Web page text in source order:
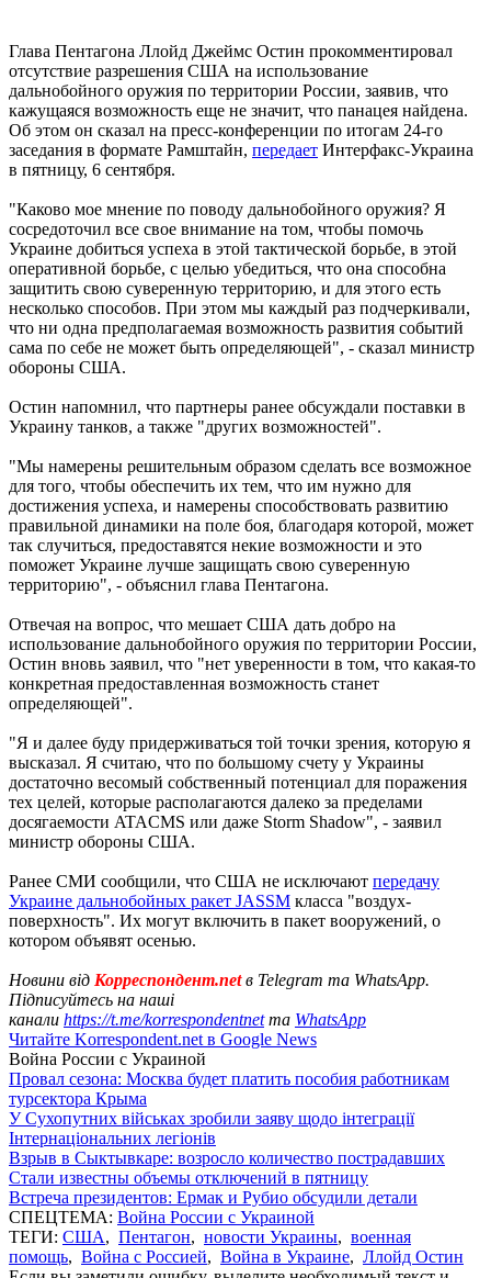
Глава Пентагона Ллойд Джеймс Остин прокомментировал
отсутствие разрешения США на использование
дальнобойного оружия по территории России, заявив, что
кажущаяся возможность еще не значит, что панацея найдена.
Об этом он сказал на пресс-конференции по итогам 24-го
заседания в формате Рамштайн, передает Интерфакс-Украина
в пятницу, 6 сентября.
"Каково мое мнение по поводу дальнобойного оружия? Я
сосредоточил все свое внимание на том, чтобы помочь
Украине добиться успеха в этой тактической борьбе, в этой
оперативной борьбе, с целью убедиться, что она способна
защитить свою суверенную территорию, и для этого есть
несколько способов. При этом мы каждый раз подчеркивали,
что ни одна предполагаемая возможность развития событий
сама по себе не может быть определяющей", - сказал министр
обороны США.
Остин напомнил, что партнеры ранее обсуждали поставки в
Украину танков, а также "других возможностей".
"Мы намерены решительным образом сделать все возможное
для того, чтобы обеспечить их тем, что им нужно для
достижения успеха, и намерены способствовать развитию
правильной динамики на поле боя, благодаря которой, может
так случиться, предоставятся некие возможности и это
поможет Украине лучше защищать свою суверенную
территорию", - объяснил глава Пентагона.
Отвечая на вопрос, что мешает США дать добро на
использование дальнобойного оружия по территории России,
Остин вновь заявил, что "нет уверенности в том, что какая-то
конкретная предоставленная возможность станет
определяющей".
"Я и далее буду придерживаться той точки зрения, которую я
высказал. Я считаю, что по большому счету у Украины
достаточно весомый собственный потенциал для поражения
тех целей, которые располагаются далеко за пределами
досягаемости ATACMS или даже Storm Shadow", - заявил
министр обороны США.
Ранее СМИ сообщили, что США не исключают передачу
Украине дальнобойных ракет JASSM класса "воздух-
поверхность". Их могут включить в пакет вооружений, о
котором объявят осенью.
Новини від Корреспондент.netв Telegram та WhatsApp.
Підписуйтесь на наші
канали https://t.me/korrespondentnetта WhatsApp
Читайте Korrespondent.net в Google News
Война России с Украиной
Провал сезона: Москва будет платить пособия работникам
турсектора Крыма
У Сухопутних військах зробили заяву щодо інтеграції
Інтернаціональних легіонів
Взрыв в Сыктывкаре: возросло количество пострадавших
Стали известны объемы отключений в пятницу
Встреча президентов: Ермак и Рубио обсудили детали
СПЕЦТЕМА: Война России с Украиной
ТЕГИ: США, Пентагон, новости Украины, военная
помощь, Война с Россией, Война в Украине, Ллойд Остин